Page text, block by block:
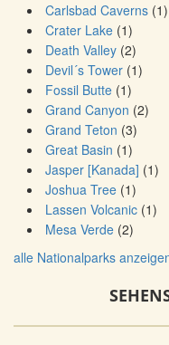
Carlsbad Caverns (1)
Crater Lake (1)
Death Valley (2)
Devil´s Tower (1)
Fossil Butte (1)
Grand Canyon (2)
Grand Teton (3)
Great Basin (1)
Jasper [Kanada] (1)
Joshua Tree (1)
Lassen Volcanic (1)
Mesa Verde (2)
alle Nationalparks